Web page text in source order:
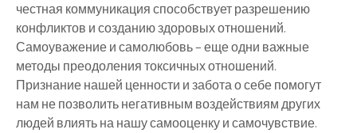
честная коммуникация способствует разрешению
конфликтов и созданию здоровых отношений.
Самоуважение и самолюбовь – еще одни важные
методы преодоления токсичных отношений.
Признание нашей ценности и забота о себе помогут
нам не позволить негативным воздействиям других
людей влиять на нашу самооценку и самочувствие.